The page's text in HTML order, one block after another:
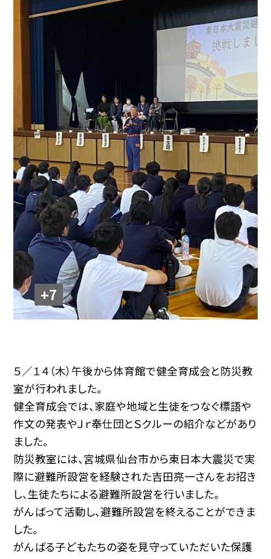
+7
５／１４（木）午後から体育館で健全育成会と防災教
室が行われました。
健全育成会では、家庭や地域と生徒をつなぐ標語や
作文の発表やＪｒ奉仕団とＳクルーの紹介などがあり
ました。
防災教室には、宮城県仙台市から東日本大震災で実
際に避難所設営を経験された吉田亮一さんをお招き
し、生徒たちによる避難所設営を行いました。
がんばって活動し、避難所設営を終えることができま
した。
がんばる子どもたちの姿を見守っていただいた保護